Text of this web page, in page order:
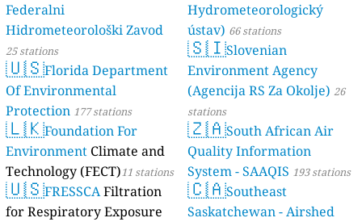
Federalni
Hidrometeorološki Zavod
25 stations
🇺🇸Florida Department
Of Environmental
Protection 177 stations
🇱🇰Foundation For
Environment Climate and
Technology (FECT)11 stations
🇺🇸FRESSCAFiltration
for Respiratory Exposure
Hydrometeorologický
ústav) 66 stations
🇸🇮Slovenian
Environment Agency
(Agencija RS Za Okolje) 26
stations
🇿🇦South African Air
Quality Information
System - SAAQIS 193 stations
🇨🇦Southeast
Saskatchewan - Airshed